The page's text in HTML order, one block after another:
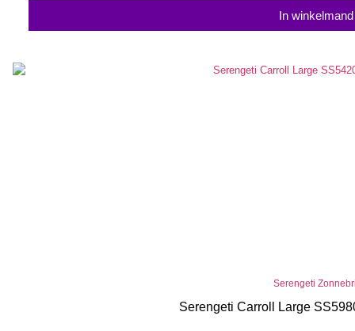
In winkelmand
Serengeti
Serengeti Carroll Large